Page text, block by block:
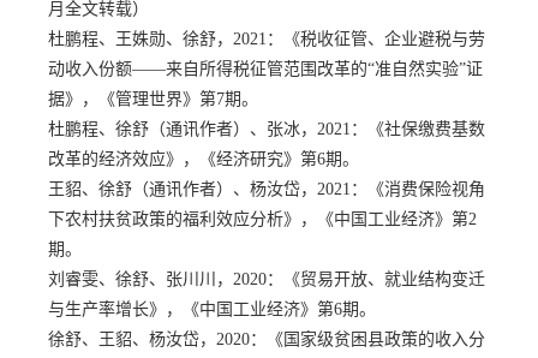
月全文转载）
杜鹏程、王姝勋、徐舒， 2021：《税收征管、企业避税与劳
动收入份额——来自所得税征管范围改革的“准自然实验”证
据》，《管理世界》第7期。
杜鹏程、徐舒（通讯作者）、张冰， 2021：《社保缴费基数
改革的经济效应》，《经济研究》第6期。
王貂、徐舒（通讯作者）、杨汝岱， 2021：《消费保险视角
下农村扶贫政策的福利效应分析》，《中国工业经济》第2
期。
刘睿雯、徐舒、张川川， 2020：《贸易开放、就业结构变迁
与生产率增长》，《中国工业经济》第6期。
徐舒、王貂、杨汝岱， 2020：《国家级贫困县政策的收入分